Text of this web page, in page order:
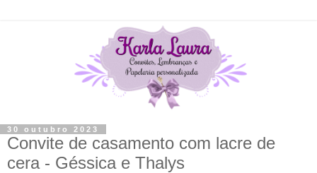
30 outubro 2023
Convite de casamento com lacre de
cera - Géssica e Thalys